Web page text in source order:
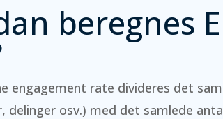
beregnes
engagement rate divideres det
delinger osv.) med det samlede